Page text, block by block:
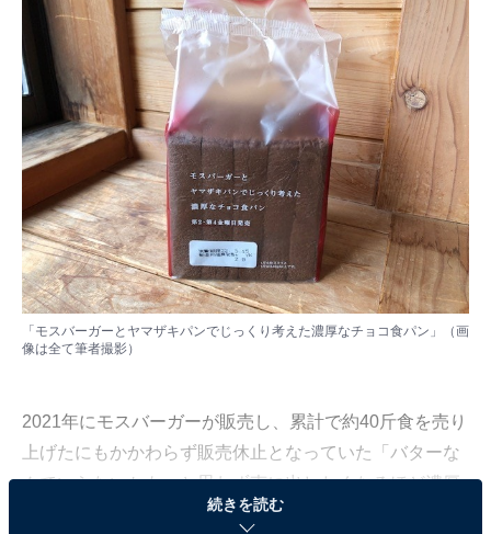
「モスバーガーとヤマザキパンでじっくり考えた濃厚なチョコ食パン」（画
像は全て筆者撮影）
2021年にモスバーガーが販売し、累計で約40斤食を売り
上げたにもかかわらず販売休止となっていた「バターな
んていらないかも、と思わず声に出したくなるほど濃厚
な食パン」。その新作「モスバーガーとヤマザキパンで
続きを読む